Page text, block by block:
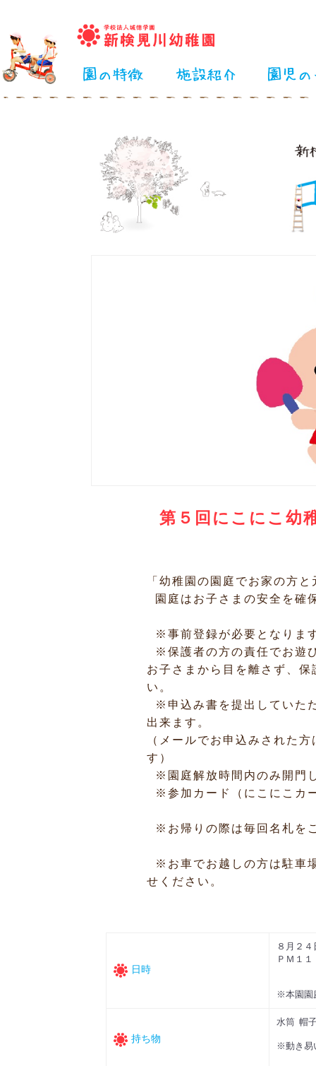
第５回にこにこ幼
「幼稚園の園庭でお家の方
園庭はお子さまの安全を確
※事前登録が必要となりま
※保護者の方の責任でお遊
お子さまから目を離さず、
い。
※申込み書を提出していた
出来ます。
（メールでお申込みされた
す）
※園庭解放時間内のみ開門
※参加カード（にこにこカ
※お帰りの際は毎回名札を
※お車でお越しの方は駐車
せください。
日時
８月２
ＰＭ１
※本園園
持ち物
水筒 帽
※動き易